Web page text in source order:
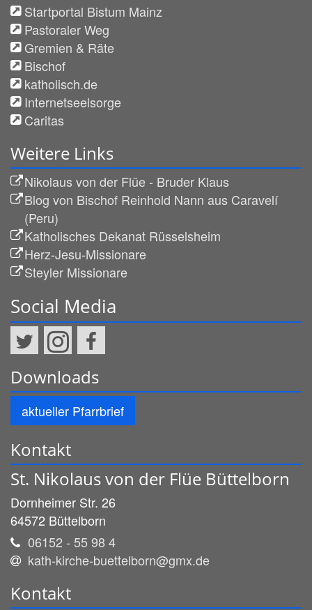
Startportal Bistum Mainz
Pastoraler Weg
Gremien & Räte
Bischof
katholisch.de
Internetseelsorge
Caritas
Weitere Links
Nikolaus von der Flüe - Bruder Klaus
Blog von Bischof Reinhold Nann aus Caravelí
(Peru)
Katholisches Dekanat Rüsselsheim
Herz-Jesu-Missionare
Steyler Missionare
Social Media
Downloads
aktueller Pfarrbrief
Kontakt
St. Nikolaus von der Flüe Büttelborn
Dornheimer Str. 26
64572 Büttelborn
06152 - 55 98 4
kath-kirche-buettelborn@gmx.de
Kontakt